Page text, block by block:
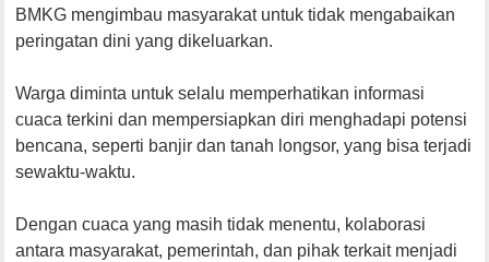
BMKG mengimbau masyarakat untuk tidak mengabaikan
peringatan dini yang dikeluarkan.
Warga diminta untuk selalu memperhatikan informasi
cuaca terkini dan mempersiapkan diri menghadapi potensi
bencana, seperti banjir dan tanah longsor, yang bisa terjadi
sewaktu-waktu.
Dengan cuaca yang masih tidak menentu, kolaborasi
antara masyarakat, pemerintah, dan pihak terkait menjadi